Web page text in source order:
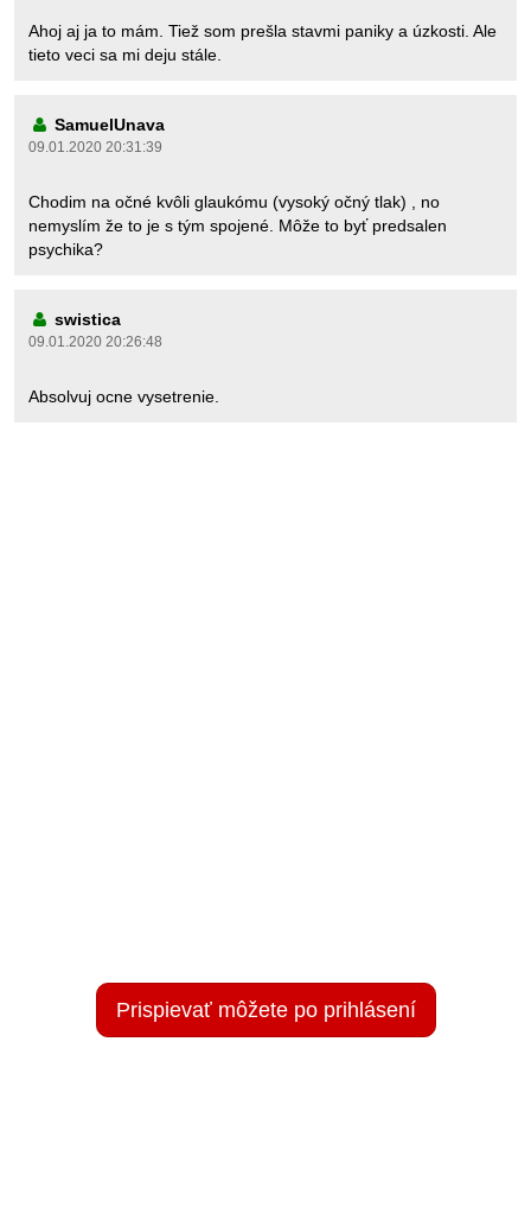
Ahoj aj ja to mám. Tiež som prešla stavmi paniky a úzkosti. Ale
tieto veci sa mi deju stále.
SamuelUnava
09.01.2020 20:31:39
Chodim na očné kvôli glaukómu (vysoký očný tlak) , no
nemyslím že to je s tým spojené. Môže to byť predsalen
psychika?
swistica
09.01.2020 20:26:48
Absolvuj ocne vysetrenie.
Prispievať môžete po prihlásení